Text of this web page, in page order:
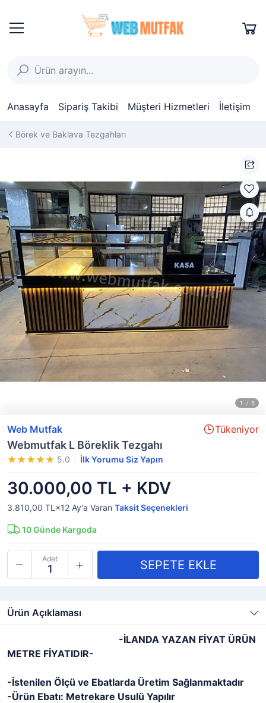
Anasayfa Sipariş Takibi Müşteri Hizmetleri İletişim
Börek ve Baklava Tezgahları
Web Mutfak Tükeniyor
Webmutfak L Böreklik Tezgahı
5.0 İlk Yorumu Siz Yapın
30.000,00 TL + KDV
3.810,00 TL×12 Ay'a Varan Taksit Seçenekleri
10Günde Kargoda
Adet
Ürün Açıklaması
-İLANDA YAZAN FİYAT ÜRÜN
METRE FİYATIDIR-
-İstenilen Ölçü ve Ebatlarda Üretim Sağlanmaktadır
-Ürün Ebatı: Metrekare Usulü Yapılır